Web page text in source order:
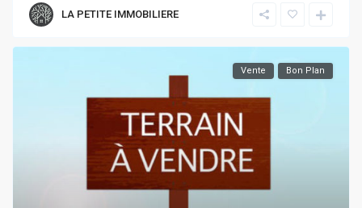
LA PETITE IMMOBILIERE
Vente Bon Plan